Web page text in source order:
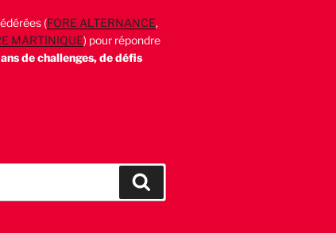
(FORE ALTERNANCE,
MARTINIQUE) pour répondre
de challenges, de défis